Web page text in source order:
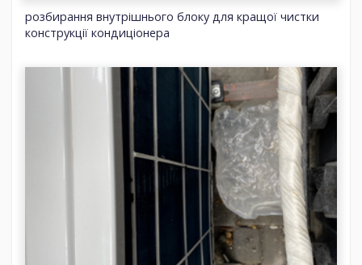
розбирання внутрішнього блоку для кращої чистки
конструкції кондиціонера